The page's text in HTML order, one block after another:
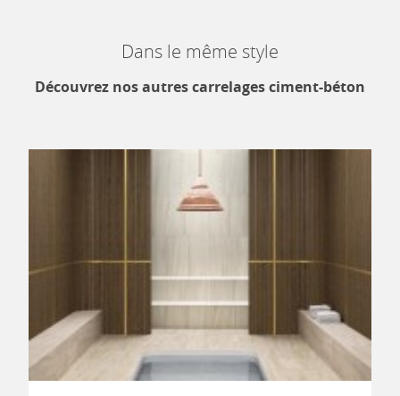
Dans le même style
Découvrez nos autres carrelages ciment-béton